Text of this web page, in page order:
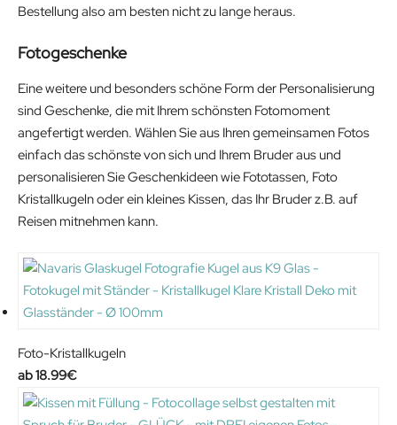
Bestellung also am besten nicht zu lange heraus.
Fotogeschenke
Eine weitere und besonders schöne Form der Personalisierung
sind Geschenke, die mit Ihrem schönsten Fotomoment
angefertigt werden. Wählen Sie aus Ihren gemeinsamen Fotos
einfach das schönste von sich und Ihrem Bruder aus und
personalisieren Sie Geschenkideen wie Fototassen, Foto
Kristallkugeln oder ein kleines Kissen, das Ihr Bruder z.B. auf
Reisen mitnehmen kann.
Foto-Kristallkugeln
18.99€